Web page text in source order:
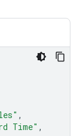
,
Time" ,